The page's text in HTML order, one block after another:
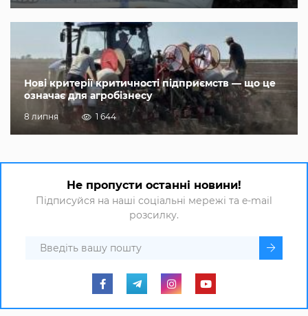
Нові критерії критичності підприємств — що це
означає для агробізнесу
8 липня 1 644
Не пропусти останні новини!
Підписуйся на наші соціальні мережі та e-mail
розсилку.